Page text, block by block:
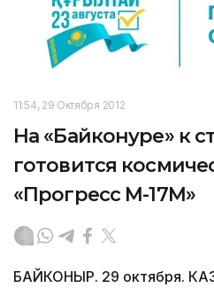
11:54, 29 Октября 2012
На «Байконуре» к
готовится
«Прогресс М-17М»
БАЙКОНЫР. 29 октября.